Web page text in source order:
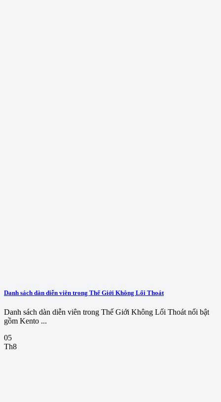
Danh sách dàn diễn viên trong Thế Giới Không Lối Thoát
Danh sách dàn diễn viên trong Thế Giới Không Lối Thoát nổi bật
gồm Kento ...
05
Th8